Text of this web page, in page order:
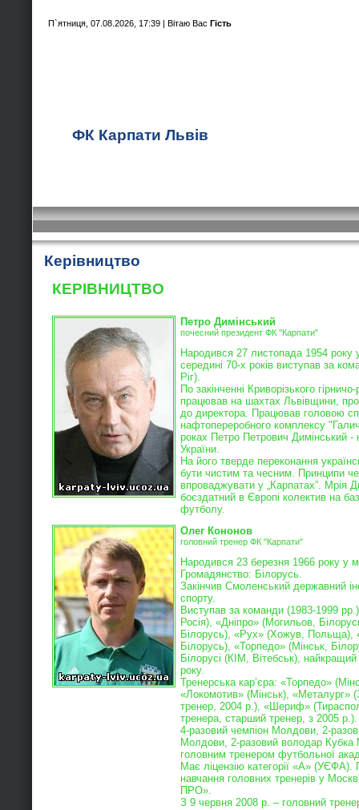
П`ятниця, 07.08.2026, 17:39 | Вітаю Вас Гість
ФК Карпати Львів
Керівництво
КЕРІВНИЦТВО
Петро Димінський
почесний президент ФК "Карпати"
Народився 27 листопада 1954 року
середині 70-х років виступав за
Ріг).
По закінченні Криворізького
працював на шахтах Львівщини,
до директора. Працював головою
нафтопереробного комплексу
роках Петро Петрович Димінський -
України.
На його тверде переконання
бути чистим та чесним. Принципи
впроваджувати у „Карпатах”. Мрія
боєздатний в Європі колектив на
футболу.
Олег Кононов
головний тренер ФК "Карпати"
Народився 23 березня 1966 року у
Громадянство: Білорусь.
Закінчив Смоленський державний
спорту.
Виступав за команди (1983-1999
Росія), «Дніпро» (Могильов,
Білорусь), «Рух» (Хожув, Польща),
Білорусь), «Торпедо» (Мінськ,
Білорусі (КІМ, Вітебськ),
року.
Тренерська кар’єра: «Торпедо»
«Локомотив» (Мінськ), «Металург»
тренер, 2004 р.), «Шериф»
тренера, старший тренер, з 2005 р.).
4-разовий чемпіон Молдови, 2-
Молдови, 2-разовий володар
головним тренером футбольної
Має ліцензію категорії «А» (УЄФА).
навчання головних тренерів у
ПРО».
З 9 червня 2008 р. – головний